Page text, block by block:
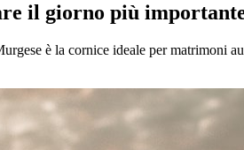
il giorno più
è la cornice ideale per matrimoni